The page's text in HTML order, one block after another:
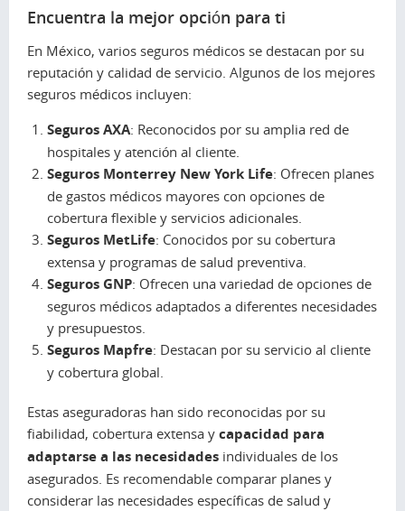
Encuentra la mejor opción para ti
En México, varios seguros médicos se destacan por su
reputación y calidad de servicio. Algunos de los mejores
seguros médicos incluyen:
Seguros AXA: Reconocidos por su amplia red de
hospitales y atención al cliente.
Seguros Monterrey New York Life: Ofrecen planes
de gastos médicos mayores con opciones de
cobertura flexible y servicios adicionales.
Seguros MetLife: Conocidos por su cobertura
extensa y programas de salud preventiva.
Seguros GNP: Ofrecen una variedad de opciones de
seguros médicos adaptados a diferentes necesidades
y presupuestos.
Seguros Mapfre: Destacan por su servicio al cliente
y cobertura global.
Estas aseguradoras han sido reconocidas por su
fiabilidad, cobertura extensa y capacidad para
adaptarse a las necesidades individuales de los
asegurados. Es recomendable comparar planes y
considerar las necesidades específicas de salud y